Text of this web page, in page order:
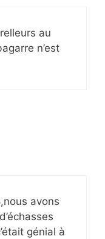
au
n’est
avons
génial à